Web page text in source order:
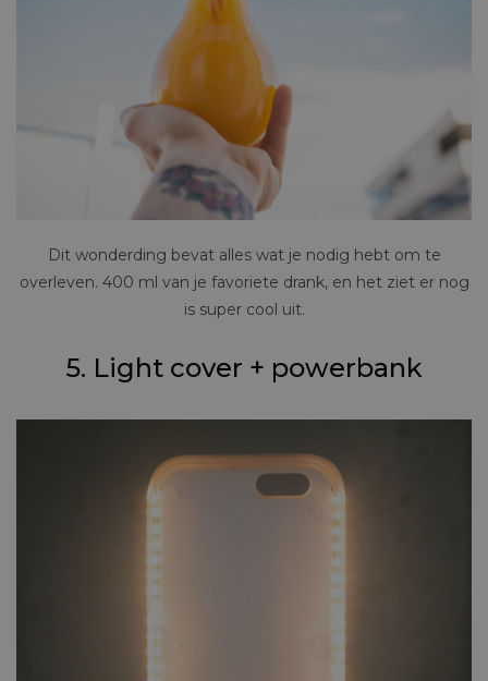
Dit wonderding bevat alles wat je nodig hebt om te
overleven. 400 ml van je favoriete drank, en het ziet er nog
is super cool uit.
5. Light cover + powerbank